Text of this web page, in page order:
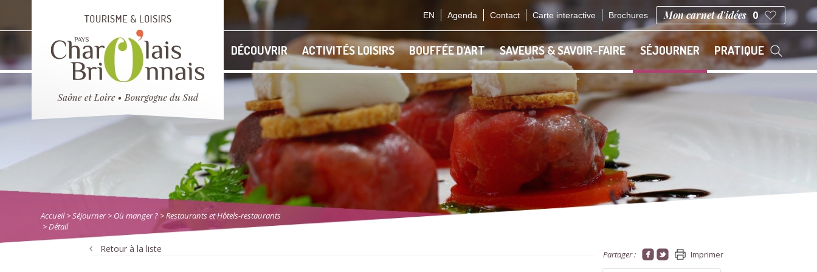
EN Agenda Contact Carte interactive Brochures Mon carnet d'idées 0
DÉCOUVRIR ACTIVITÉS LOISIRS BOUFFÉE D'ART SAVEURS & SAVOIR-FAIRE SÉJOURNER PRATIQUE
Accueil> Séjourner> Où manger ? >Restaurants et Hôtels-restaurants
> Détail
Retour à la liste Partager : Imprimer